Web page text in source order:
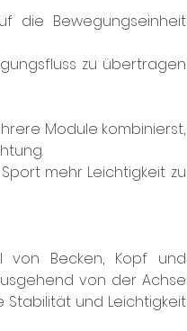
die Bewegungseinheit
zu übertragen
Module kombinierst,
mehr Leichtigkeit zu
von Becken, Kopf und
von der Achse
und Leichtigkeit